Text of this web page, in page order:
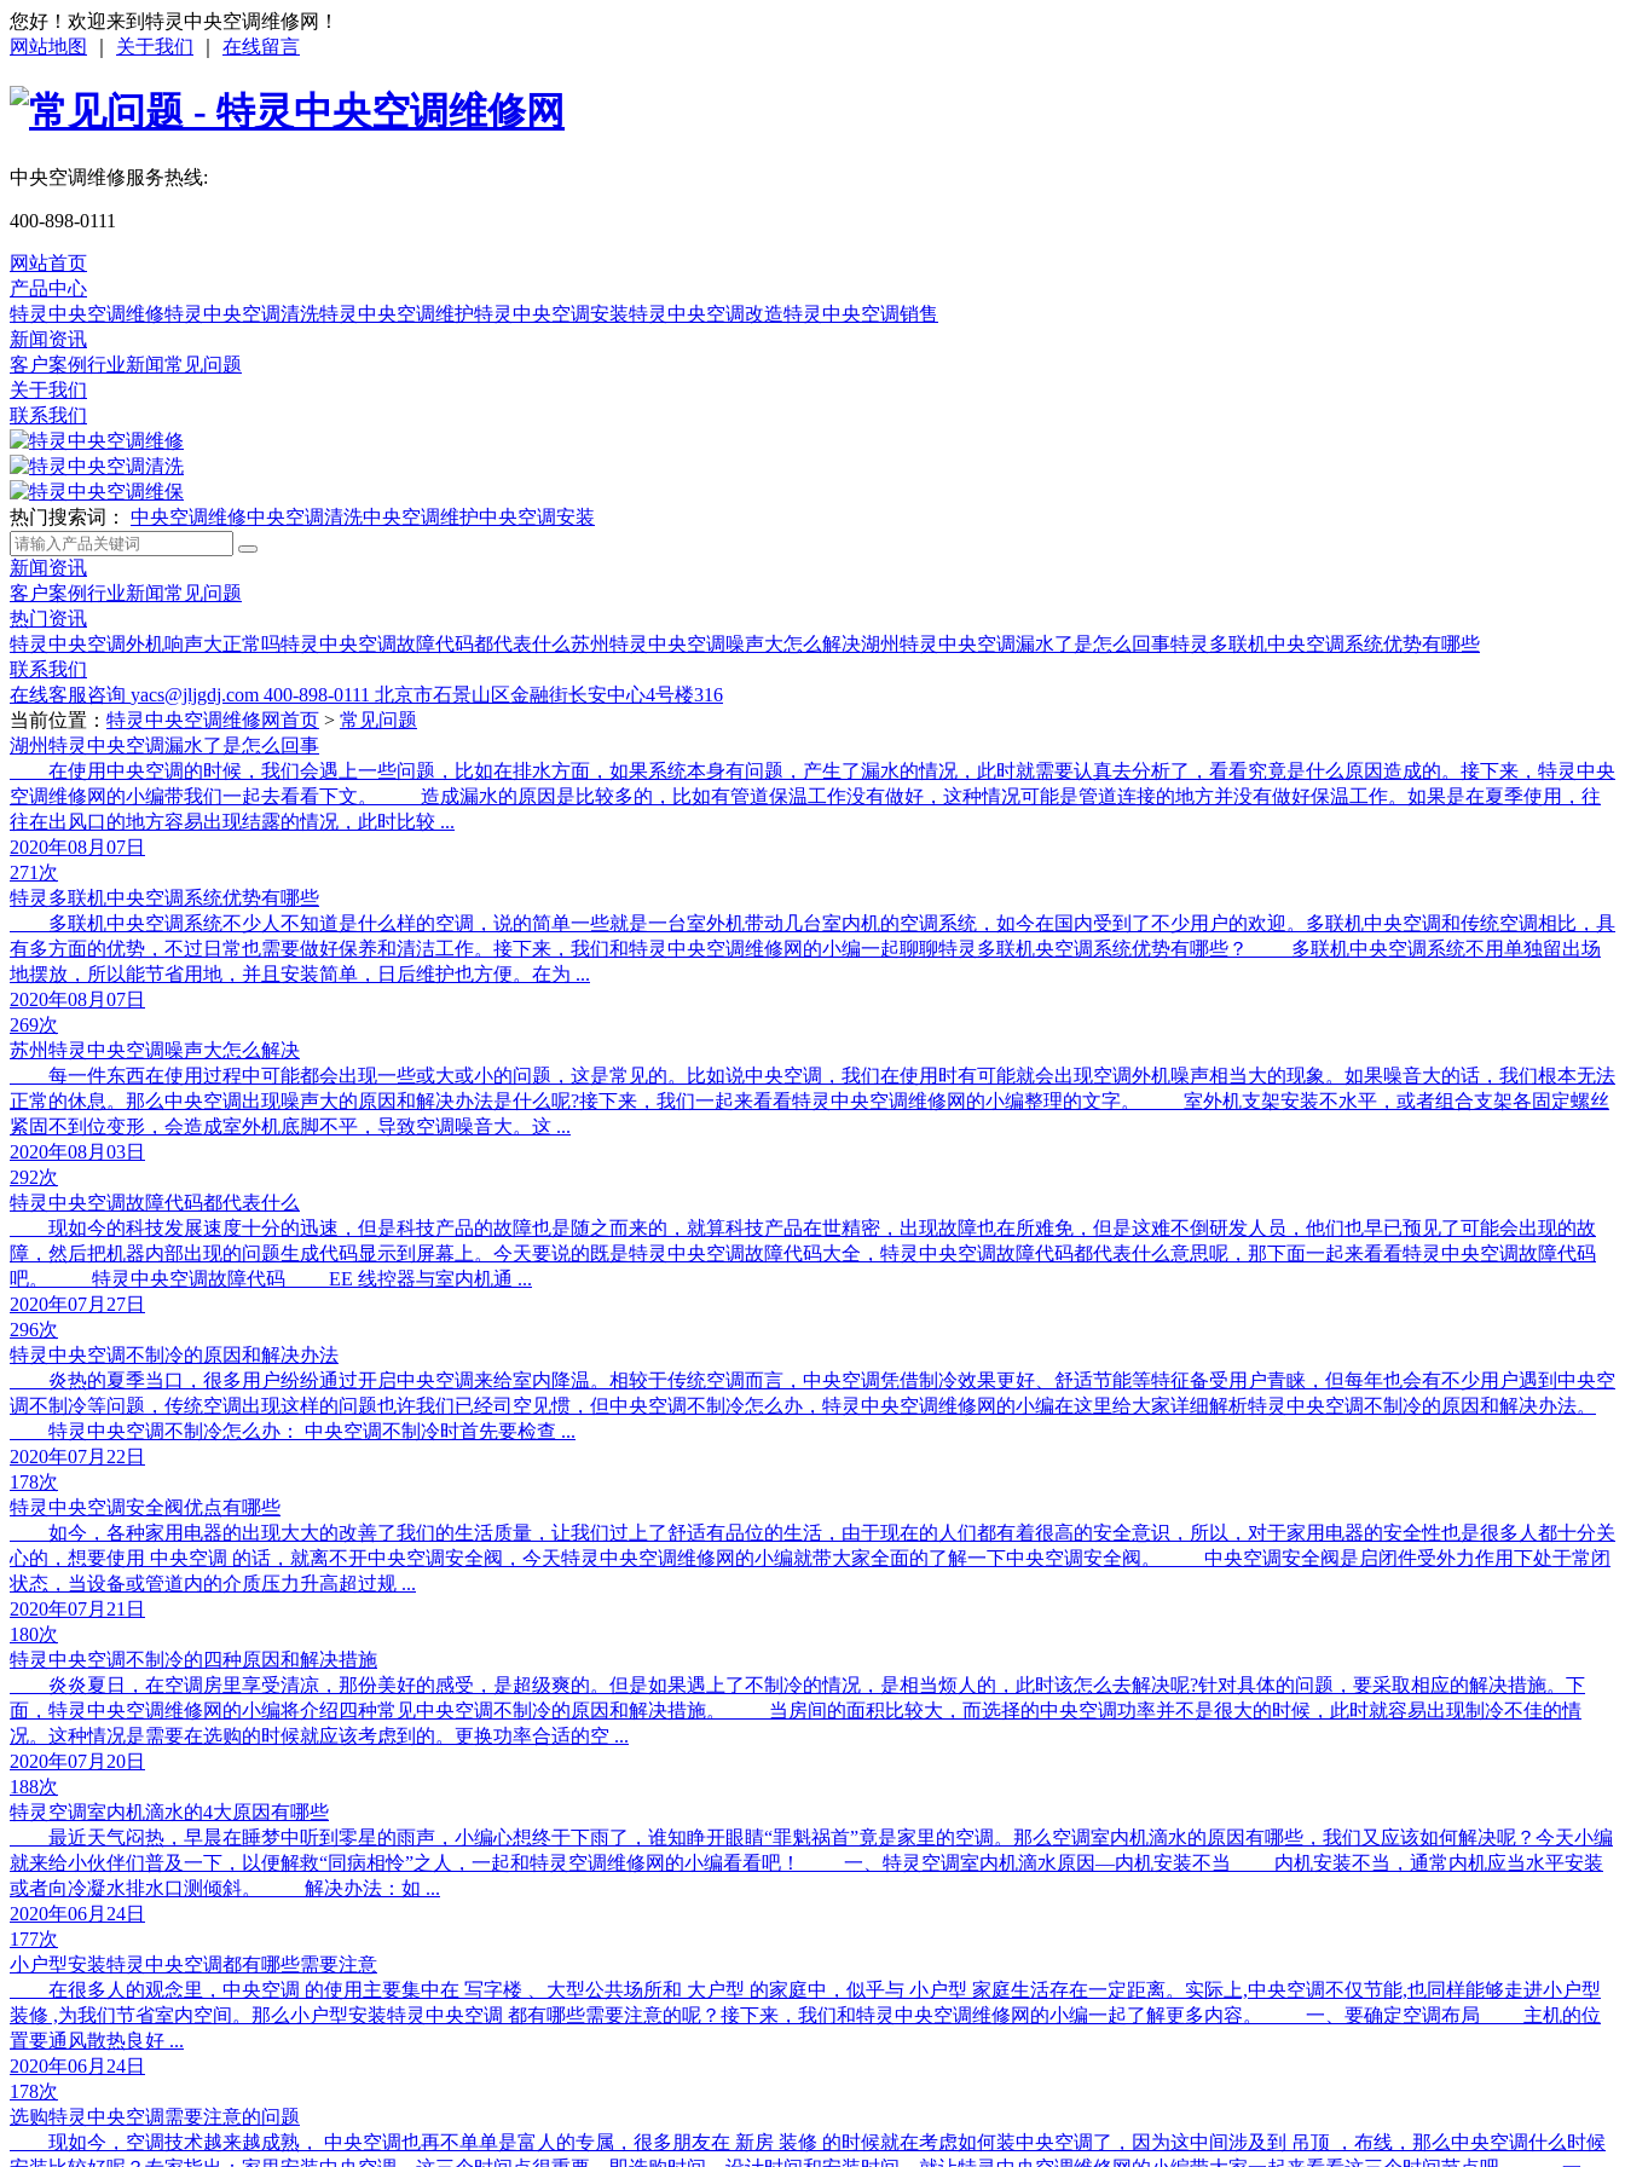
您好！欢迎来到特灵中央空调维修网！
网站地图
关于我们 在线留言
中央空调维修服务热线:
400-898-0111
网站首页
产品中心
特灵中央空调维修特灵中央空调清洗特灵中央空调维护特灵中央空调安装特灵中央空调改造特灵中央空调销售
新闻资讯
客户案例行业新闻常见问题
关于我们
联系我们
热门搜索词： 中央空调维修中央空调清洗中央空调维护中央空调安装
新闻资讯
客户案例行业新闻常见问题
热门资讯
特灵中央空调外机响声大正常吗特灵中央空调故障代码都代表什么苏州特灵中央空调噪声大怎么解决湖州特灵中央空调漏水了是怎么回事特灵多联机中央空调系统优势有哪些
联系我们
在线客服咨询 yacs@jljgdj.com 400-898-0111 北京市石景山区金融街长安中心4号楼316
当前位置： 特灵中央空调维修网首页 > 常见问题
湖州特灵中央空调漏水了是怎么回事
在使用中央空调的时候，我们会遇上一些问题，比如在排水方面，如果系统本身有问题，产生了漏水的情况，此时就需要认真去分析了，看看究竟是什么原因造成的。接下来，特灵中央
空调维修网的小编带我们一起去看看下文。 造成漏水的原因是比较多的，比如有管道保温工作没有做好，这种情况可能是管道连接的地方并没有做好保温工作。如果是在夏季使用，往
往在出风口的地方容易出现结露的情况，此时比较 ...
2020年08月07日
271次
特灵多联机中央空调系统优势有哪些
多联机中央空调系统不少人不知道是什么样的空调，说的简单一些就是一台室外机带动几台室内机的空调系统，如今在国内受到了不少用户的欢迎。多联机中央空调和传统空调相比，具
有多方面的优势，不过日常也需要做好保养和清洁工作。接下来，我们和特灵中央空调维修网的小编一起聊聊特灵多联机央空调系统优势有哪些？ 多联机中央空调系统不用单独留出场
地摆放，所以能节省用地，并且安装简单，日后维护也方便。在为 ...
2020年08月07日
269次
苏州特灵中央空调噪声大怎么解决
每一件东西在使用过程中可能都会出现一些或大或小的问题，这是常见的。比如说中央空调，我们在使用时有可能就会出现空调外机噪声相当大的现象。如果噪音大的话，我们根本无法
正常的休息。那么中央空调出现噪声大的原因和解决办法是什么呢?接下来，我们一起来看看特灵中央空调维修网的小编整理的文字。 室外机支架安装不水平，或者组合支架各固定螺丝
紧固不到位变形，会造成室外机底脚不平，导致空调噪音大。这 ...
2020年08月03日
292次
特灵中央空调故障代码都代表什么
现如今的科技发展速度十分的迅速，但是科技产品的故障也是随之而来的，就算科技产品在世精密，出现故障也在所难免，但是这难不倒研发人员，他们也早已预见了可能会出现的故
障，然后把机器内部出现的问题生成代码显示到屏幕上。今天要说的既是特灵中央空调故障代码大全，特灵中央空调故障代码都代表什么意思呢，那下面一起来看看特灵中央空调故障代码
吧。 特灵中央空调故障代码 EE 线控器与室内机通 ...
2020年07月27日
296次
特灵中央空调不制冷的原因和解决办法
炎热的夏季当口，很多用户纷纷通过开启中央空调来给室内降温。相较于传统空调而言，中央空调凭借制冷效果更好、舒适节能等特征备受用户青睐，但每年也会有不少用户遇到中央空
调不制冷等问题，传统空调出现这样的问题也许我们已经司空见惯，但中央空调不制冷怎么办，特灵中央空调维修网的小编在这里给大家详细解析特灵中央空调不制冷的原因和解决办法。
特灵中央空调不制冷怎么办： 中央空调不制冷时首先要检查 ...
2020年07月22日
178次
特灵中央空调安全阀优点有哪些
如今，各种家用电器的出现大大的改善了我们的生活质量，让我们过上了舒适有品位的生活，由于现在的人们都有着很高的安全意识，所以，对于家用电器的安全性也是很多人都十分关
心的，想要使用 中央空调 的话，就离不开中央空调安全阀，今天特灵中央空调维修网的小编就带大家全面的了解一下中央空调安全阀。 中央空调安全阀是启闭件受外力作用下处于常闭
状态，当设备或管道内的介质压力升高超过规 ...
2020年07月21日
180次
特灵中央空调不制冷的四种原因和解决措施
炎炎夏日，在空调房里享受清凉，那份美好的感受，是超级爽的。但是如果遇上了不制冷的情况，是相当烦人的，此时该怎么去解决呢?针对具体的问题，要采取相应的解决措施。下
面，特灵中央空调维修网的小编将介绍四种常见中央空调不制冷的原因和解决措施。 当房间的面积比较大，而选择的中央空调功率并不是很大的时候，此时就容易出现制冷不佳的情
况。这种情况是需要在选购的时候就应该考虑到的。更换功率合适的空 ...
2020年07月20日
188次
特灵空调室内机滴水的4大原因有哪些
最近天气闷热，早晨在睡梦中听到零星的雨声，小编心想终于下雨了，谁知睁开眼睛“罪魁祸首”竟是家里的空调。那么空调室内机滴水的原因有哪些，我们又应该如何解决呢？今天小编
就来给小伙伴们普及一下，以便解救“同病相怜”之人，一起和特灵空调维修网的小编看看吧！ 一、特灵空调室内机滴水原因—内机安装不当 内机安装不当，通常内机应当水平安装
或者向冷凝水排水口测倾斜。 解决办法：如 ...
2020年06月24日
177次
小户型安装特灵中央空调都有哪些需要注意
在很多人的观念里，中央空调 的使用主要集中在 写字楼 、大型公共场所和 大户型 的家庭中，似乎与 小户型 家庭生活存在一定距离。实际上,中央空调不仅节能,也同样能够走进小户型
装修 ,为我们节省室内空间。那么小户型安装特灵中央空调 都有哪些需要注意的呢？接下来，我们和特灵中央空调维修网的小编一起了解更多内容。 一、要确定空调布局 主机的位
置要通风散热良好 ...
2020年06月24日
178次
选购特灵中央空调需要注意的问题
现如今，空调技术越来越成熟， 中央空调也再不单单是富人的专属，很多朋友在 新房 装修 的时候就在考虑如何装中央空调了，因为这中间涉及到 吊顶 ，布线，那么中央空调什么时候